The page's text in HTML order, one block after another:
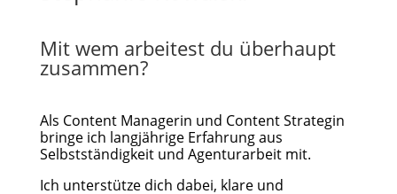
Mit wem arbeitest du überhaupt
zusammen?
Als Content Managerin und Content Strategin
bringe ich langjährige Erfahrung aus
Selbstständigkeit und Agenturarbeit mit.
Ich unterstütze dich dabei, klare und